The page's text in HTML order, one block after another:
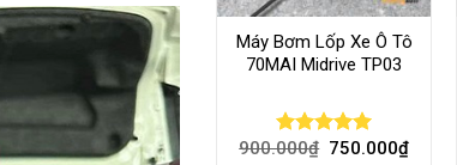
Máy Bơm Lốp Xe Ô Tô
70MAI Midrive TP03
Rated 5.00
900.000₫ 750.000₫